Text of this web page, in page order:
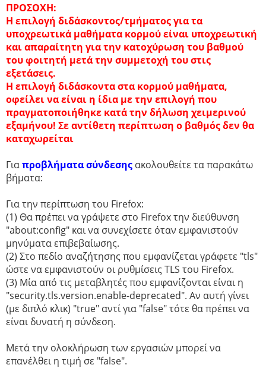
ΠΡΟΣΟΧΗ:
Η επιλογή διδάσκοντος/τμήματος για τα
υποχρεωτικά μαθήματα κορμού είναι υποχρεωτική
και απαραίτητη για την κατοχύρωση του βαθμού
του φοιτητή μετά την συμμετοχή του στις
εξετάσεις.
Η επιλογή διδάσκοντα στα κορμού μαθήματα,
οφείλει να είναι η ίδια με την επιλογή που
πραγματοποιήθηκε κατά την δήλωση χειμερινού
εξαμήνου! Σε αντίθετη περίπτωση ο βαθμός δεν θα
καταχωρείται
Γιαπροβλήματα σύνδεσης ακολουθείτε τα παρακάτω
βήματα:
Για την περίπτωση του Firefox:
(1) Θα πρέπει να γράψετε στο Firefox την διεύθυνση
"about:config" και να συνεχίσετε όταν εμφανιστούν
μηνύματα επιβεβαίωσης.
(2) Στο πεδίο αναζήτησης που εμφανίζεται γράφετε "tls"
ώστε να εμφανιστούν οι ρυθμίσεις TLS του Firefox.
(3) Μία από τις μεταβλητές που εμφανίζονται είναι η
"security.tls.version.enable-deprecated". Αν αυτή γίνει
(με διπλό κλικ) "true" αντί για "false" τότε θα πρέπει να
είναι δυνατή η σύνδεση.
Μετά την ολοκλήρωση των εργασιών μπορεί να
επανέλθει η τιμή σε "false".